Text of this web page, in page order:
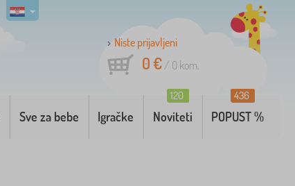
Niste prijavljeni
0 €/ 0 kom.
Sve za bebe Igračke Noviteti
120
POPUST %
436